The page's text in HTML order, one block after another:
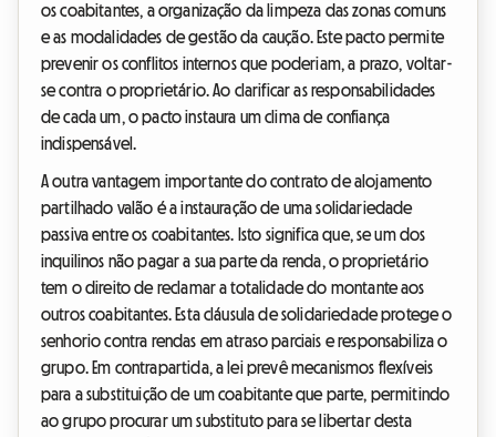
os coabitantes, a organização da limpeza das zonas comuns
e as modalidades de gestão da caução. Este pacto permite
prevenir os conflitos internos que poderiam, a prazo, voltar-
se contra o proprietário. Ao clarificar as responsabilidades
de cada um, o pacto instaura um clima de confiança
indispensável.
A outra vantagem importante do contrato de alojamento
partilhado valão é a instauração de uma solidariedade
passiva entre os coabitantes. Isto significa que, se um dos
inquilinos não pagar a sua parte da renda, o proprietário
tem o direito de reclamar a totalidade do montante aos
outros coabitantes. Esta cláusula de solidariedade protege o
senhorio contra rendas em atraso parciais e responsabiliza o
grupo. Em contrapartida, a lei prevê mecanismos flexíveis
para a substituição de um coabitante que parte, permitindo
ao grupo procurar um substituto para se libertar desta